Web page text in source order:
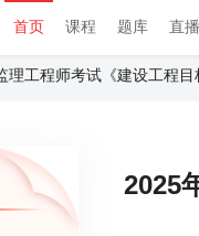
首页 课程 题库 直
理工程师考试《建设工程
2025